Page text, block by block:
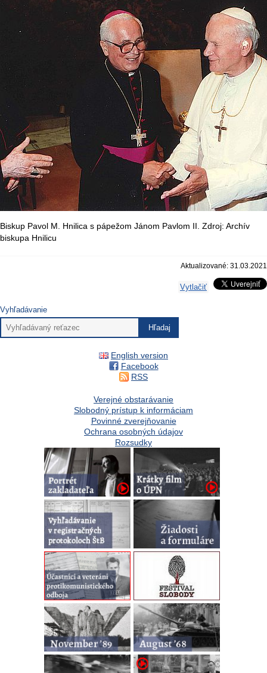
Biskup Pavol M. Hnilica s pápežom Jánom Pavlom II. Zdroj: Archív
biskupa Hnilicu
Aktualizované: 31.03.2021
Vytlačiť
Vyhľadávanie
English version
Facebook
RSS
Verejné obstarávanie
Slobodný prístup k informáciam
Povinné zverejňovanie
Ochrana osobných údajov
Rozsudky